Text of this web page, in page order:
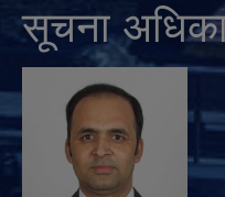
सूचना